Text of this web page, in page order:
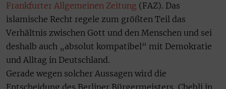
Frankfurter Allgemeinen Zeitung (FAZ). Das
islamische Recht regele zum größten Teil das
Verhältnis zwischen Gott und den Menschen und sei
deshalb auch „absolut kompatibel“ mit Demokratie
und Alltag in Deutschland.
Gerade wegen solcher Aussagen wird die